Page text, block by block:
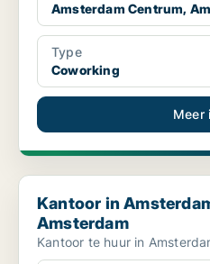
Amsterdam Centrum,
Type
Coworking
Meer
Kantoor in Amsterdam
Kantoor in
Amsterdam
Kantoor te huur in